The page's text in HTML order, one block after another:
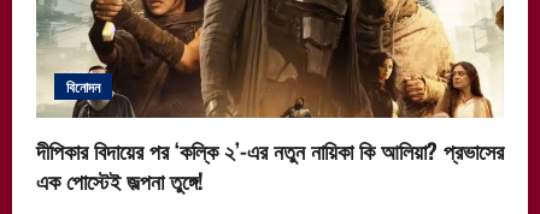
বিনোদন
দীপিকার বিদায়ের পর ‘কল্কি ২’-এর নতুন নায়িকা কি আলিয়া? প্রভাসের
এক পোস্টেই জল্পনা তুঙ্গে!